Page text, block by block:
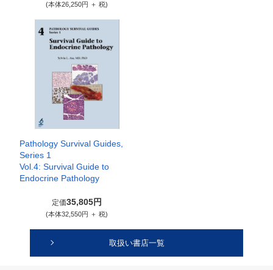
(本体26,250円 ＋ 税)
Pathology Survival Guides,
Series 1
Vol.4: Survival Guide to
Endocrine Pathology
定価35,805円
(本体32,550円 ＋ 税)
取扱い書店一覧